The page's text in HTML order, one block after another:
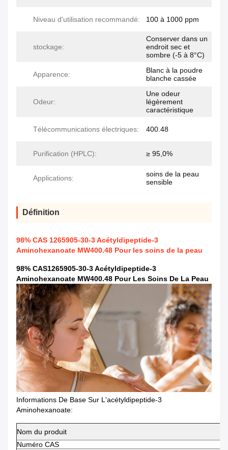
Niveau d'utilisation recommandé: 100 à 1000 ppm
stockage:
Conserver dans un
endroit sec et
sombre (-5 à 8°C)
Apparence:
Blanc à la poudre
blanche cassée
Odeur:
Une odeur
légèrement
caractéristique
Télécommunications électriques: 400.48
Purification (HPLC): ≥ 95,0%
Applications:
soins de la peau
sensible
Définition
98% CAS 1265905-30-3 Acétyldipeptide-3
Aminohexanoate MW400.48 Pour les soins de la peau
98% CAS1265905-30-3 Acétyldipeptide-3
Aminohexanoate MW400.48 Pour Les Soins De La Peau
Informations De Base Sur L'acétyldipeptide-3
Aminohexanoate:
Nom du produit
Numéro CAS